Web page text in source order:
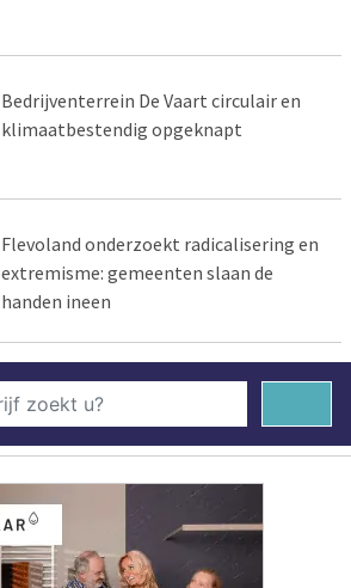
Bedrijventerrein De Vaart circulair en
klimaatbestendig opgeknapt
Flevoland onderzoekt radicalisering en
extremisme: gemeenten slaan de
handen ineen